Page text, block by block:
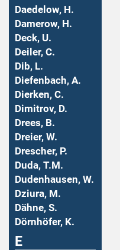
Daedelow, H.
Damerow, H.
Deck, U.
Deiler, C.
Dib, L.
Diefenbach, A.
Dierken, C.
Dimitrov, D.
Drees, B.
Dreier, W.
Drescher, P.
Duda, T.M.
Dudenhausen, W.
Dziura, M.
Dähne, S.
Dörnhöfer, K.
E